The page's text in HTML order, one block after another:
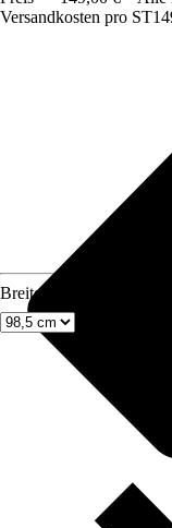
Versandkosten pro ST
Breite